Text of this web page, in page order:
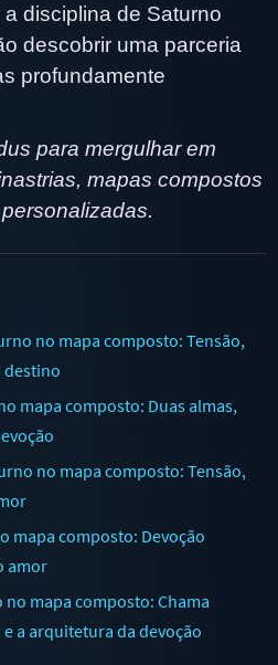
disciplina de Saturno
descobrir uma parceria
profundamente
para mergulhar em
mapas compostos
no mapa composto: Tensão,
destino
mapa composto: Duas almas,
no mapa composto: Tensão,
mapa composto: Devoção
amor
mapa composto: Chama
a arquitetura da devoção